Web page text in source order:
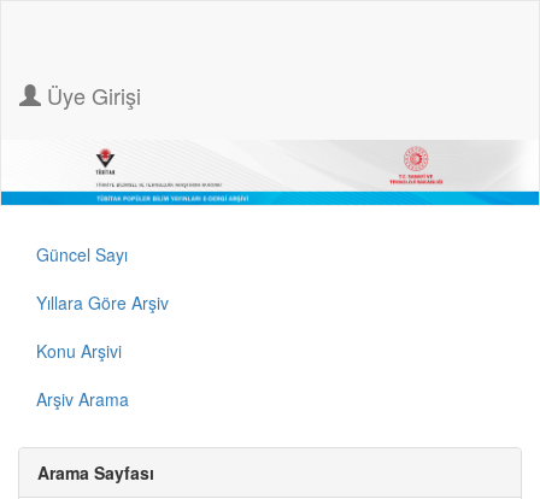
Üye Girişi
Güncel Sayı
Yıllara Göre Arşiv
Konu Arşivi
Arşiv Arama
Arama Sayfası